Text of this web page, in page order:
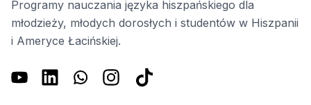
Programy nauczania języka hiszpańskiego dla
młodzieży, młodych dorosłych i studentów w Hiszpanii
i Ameryce Łacińskiej.